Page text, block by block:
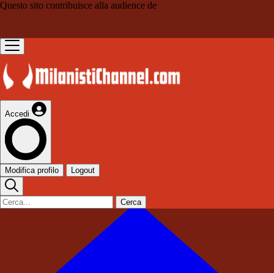
Questo sito contribuisce alla audience de
Accedi
Modifica profilo Logout
Cerca